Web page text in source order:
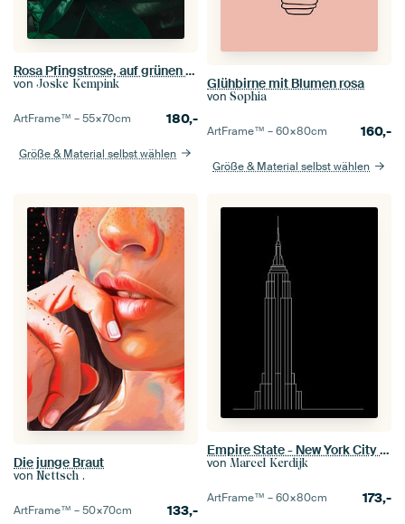
Rosa Pfingstrose, auf grünen Blättern
von Joske Kempink
ArtFrame™ –55×70cm 180,-
Größe & Material selbst wählen
Glühbirne mit Blumen rosa
von Sophia
ArtFrame™ –60×80cm 160,-
Größe & Material selbst wählen
Die junge Braut
von Nettsch .
ArtFrame™ –50×70cm 133,-
Empire State - New York City (USA)
von Marcel Kerdijk
ArtFrame™ –60×80cm 173,-